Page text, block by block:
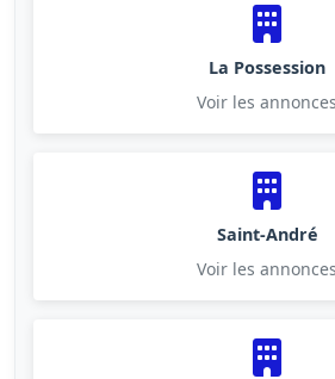
La Possession
Voir les annonces
Saint-André
Voir les annonces